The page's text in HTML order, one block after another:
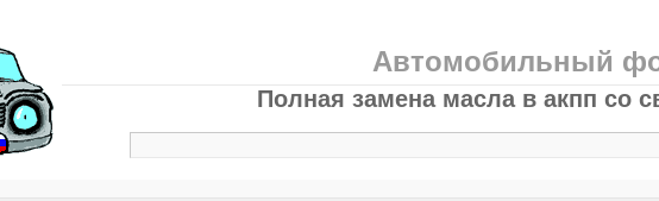
Автомобильный
Полная замена масла в акпп со